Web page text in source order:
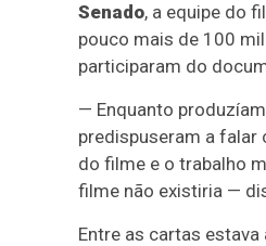
Senado, a equipe do
pouco mais de 100
participaram do
— Enquanto
predispuseram a falar
do filme e o trabalho
filme não existiria —
Entre as cartas estava